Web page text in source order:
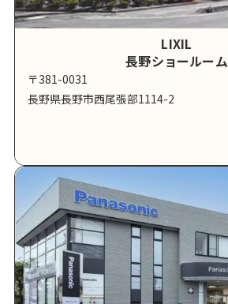
LIXIL
長野ショールーム
〒381-0031
長野県長野市西尾張部1114-2